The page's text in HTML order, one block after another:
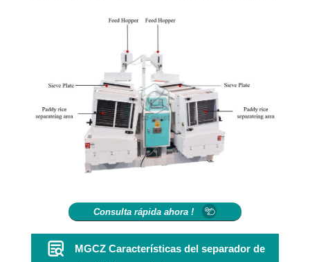
Consulta rápida ahora !
MGCZ Características del separador de